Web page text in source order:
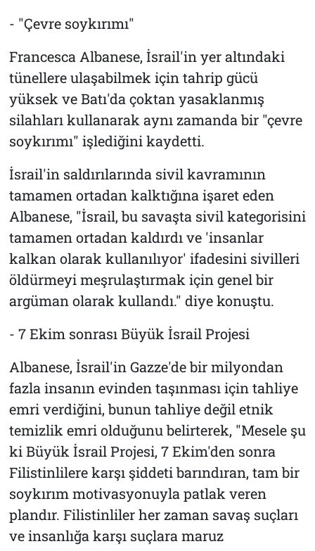
- "Çevre soykırımı"
Francesca Albanese, İsrail'in yer altındaki
tünellere ulaşabilmek için tahrip gücü
yüksek ve Batı'da çoktan yasaklanmış
silahları kullanarak aynı zamanda bir "çevre
soykırımı" işlediğini kaydetti.
İsrail'in saldırılarında sivil kavramının
tamamen ortadan kalktığına işaret eden
Albanese, "İsrail, bu savaşta sivil kategorisini
tamamen ortadan kaldırdı ve 'insanlar
kalkan olarak kullanılıyor' ifadesini sivilleri
öldürmeyi meşrulaştırmak için genel bir
argüman olarak kullandı." diye konuştu.
- 7 Ekim sonrası Büyük İsrail Projesi
Albanese, İsrail'in Gazze'de bir milyondan
fazla insanın evinden taşınması için tahliye
emri verdiğini, bunun tahliye değil etnik
temizlik emri olduğunu belirterek, "Mesele şu
ki Büyük İsrail Projesi, 7 Ekim'den sonra
Filistinlilere karşı şiddeti barındıran, tam bir
soykırım motivasyonuyla patlak veren
plandır. Filistinliler her zaman savaş suçları
ve insanlığa karşı suçlara maruz